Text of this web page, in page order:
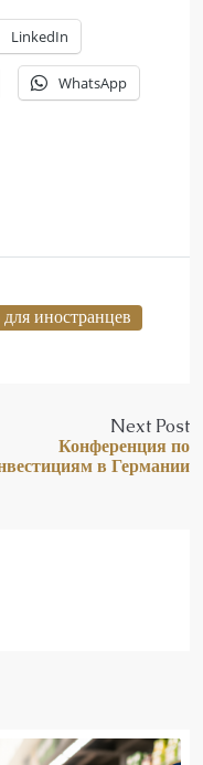
LinkedIn
WhatsApp
иностранцев
Next Post
Конференция по
в Германии